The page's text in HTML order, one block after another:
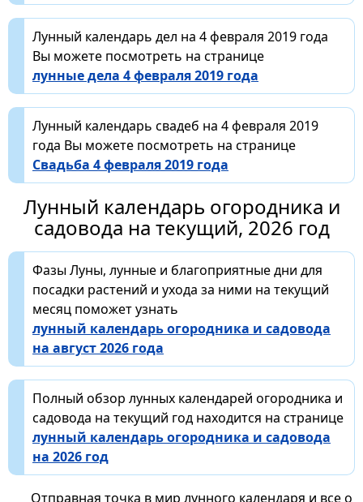
Лунный календарь дел на 4 февраля 2019 года
Вы можете посмотреть на странице
лунные дела 4 февраля 2019 года
Лунный календарь свадеб на 4 февраля 2019
года Вы можете посмотреть на странице
Свадьба 4 февраля 2019 года
Лунный календарь огородника и
садовода на текущий, 2026 год
Фазы Луны, лунные и благоприятные дни для
посадки растений и ухода за ними на текущий
месяц поможет узнать
лунный календарь огородника и садовода
на август 2026 года
Полный обзор лунных календарей огородника и
садовода на текущий год находится на странице
лунный календарь огородника и садовода
на 2026 год
Отправная точка в мир лунного календаря и все о